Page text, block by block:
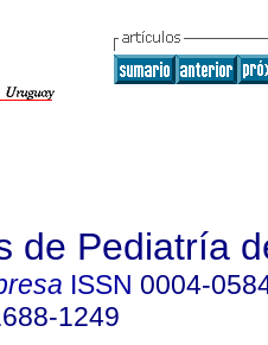
de Pediatría
ISSN 0004-
1249